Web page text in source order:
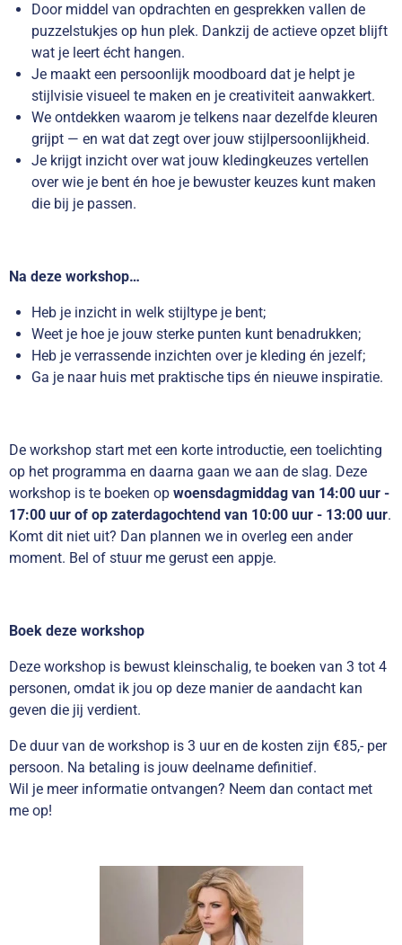
Door middel van opdrachten en gesprekken vallen de
puzzelstukjes op hun plek. Dankzij de actieve opzet blijft
wat je leert écht hangen.
Je maakt een persoonlijk moodboard dat je helpt je
stijlvisie visueel te maken en je creativiteit aanwakkert.
We ontdekken waarom je telkens naar dezelfde kleuren
grijpt — en wat dat zegt over jouw stijlpersoonlijkheid.
Je krijgt inzicht over wat jouw kledingkeuzes vertellen
over wie je bent én hoe je bewuster keuzes kunt maken
die bij je passen.
Na deze workshop…
Heb je inzicht in welk stijltype je bent;
Weet je hoe je jouw sterke punten kunt benadrukken;
Heb je verrassende inzichten over je kleding én jezelf;
Ga je naar huis met praktische tips én nieuwe inspiratie.
De workshop start met een korte introductie, een toelichting
op het programma en daarna gaan we aan de slag. Deze
workshop is te boeken op woensdagmiddag van 14:00 uur -
17:00 uur of op zaterdagochtend van 10:00 uur - 13:00 uur.
Komt dit niet uit? Dan plannen we in overleg een ander
moment. Bel of stuur me gerust een appje.
Boek deze workshop
Deze workshop is bewust kleinschalig, te boeken van 3 tot 4
personen, omdat ik jou op deze manier de aandacht kan
geven die jij verdient.
De duur van de workshop is 3 uur en de kosten zijn €85,- per
persoon. Na betaling is jouw deelname definitief.
Wil je meer informatie ontvangen? Neem dan contact met
me op!